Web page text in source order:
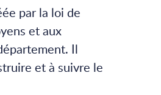
par la loi de
et aux
Il
et à suivre le